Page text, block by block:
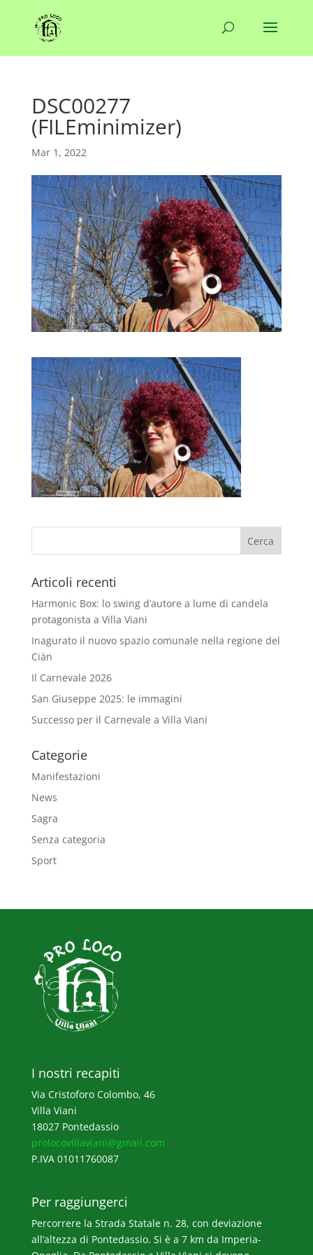
DSC00277
(FILEminimizer)
Mar 1, 2022
Articoli recenti
Harmonic Box: lo swing d’autore a lume di candela
protagonista a Villa Viani
Inagurato il nuovo spazio comunale nella regione del
Ciàn
Il Carnevale 2026
San Giuseppe 2025: le immagini
Successo per il Carnevale a Villa Viani
Categorie
Manifestazioni
News
Sagra
Senza categoria
Sport
I nostri recapiti
Via Cristoforo Colombo, 46
Villa Viani
18027 Pontedassio
prolocovillaviani@gmail.com
P.IVA 01011760087
Per raggiungerci
Percorrere la Strada Statale n. 28, con deviazione
all’altezza di Pontedassio. Si è a 7 km da Imperia-